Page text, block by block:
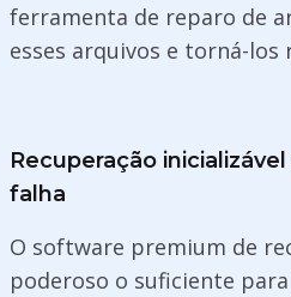
ferramenta de reparo de
esses arquivos e torná-los
Recuperação
falha
O software premium de
poderoso o suficiente